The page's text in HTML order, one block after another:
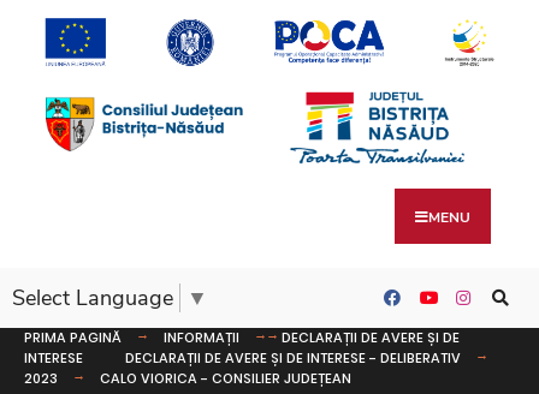
MENU
Select Language ▼
PRIMA PAGINĂ INFORMAȚII
DECLARAȚII DE AVERE ȘI DE
INTERESE
DECLARAȚII DE AVERE ȘI DE INTERESE - DELIBERATIV
2023
CALO VIORICA - CONSILIER JUDEȚEAN